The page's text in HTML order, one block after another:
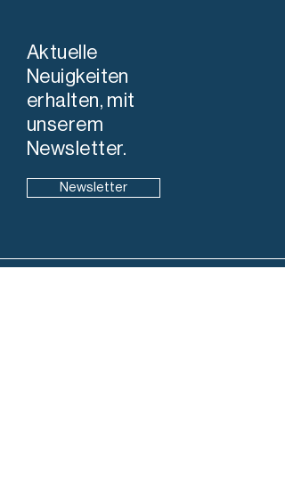
Aktuelle
Neuigkeiten
erhalten, mit
unserem
Newsletter.
Newsletter